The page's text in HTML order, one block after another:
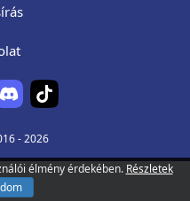
- 2026
élmény érdekében. Részletek